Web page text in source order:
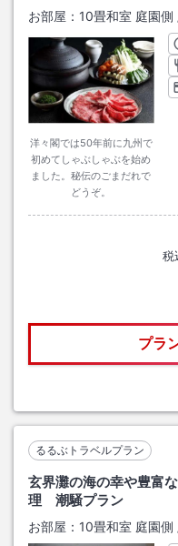
お部屋： 10畳和室 庭園側
洋々閣では50年前に九州で
初めてしゃぶしゃぶを始め
ました。秘伝のごまだれで
どうぞ。
税
プラ
るるぶトラベルプラン
玄界灘の海の幸や豊富
理 潮騒プラン
お部屋： 10畳和室 庭園側